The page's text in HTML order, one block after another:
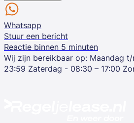
Whatsapp
Stuur een bericht
Reactie binnen 5 minuten
Wij zijn bereikbaar op: Maandag
23:59 Zaterdag - 08:30 – 17:00